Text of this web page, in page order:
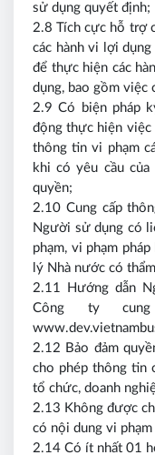
sử dụng quyết định;
2.8 Tích cực hỗ trợ
các hành vi lợi
để thực hiện các
dụng, bao gồm việc
2.9 Có biện pháp
động thực hiện việc
thông tin vi phạm
khi có yêu cầu
quyền;
2.10 Cung cấp
Người sử dụng có
phạm, vi phạm
lý Nhà nước có
2.11 Hướng dẫn
Công ty
2.12 Bảo đảm
cho phép thông tin
tổ chức, doanh
2.13 Không được
có nội dung vi
2.14 Có ít nhất 01